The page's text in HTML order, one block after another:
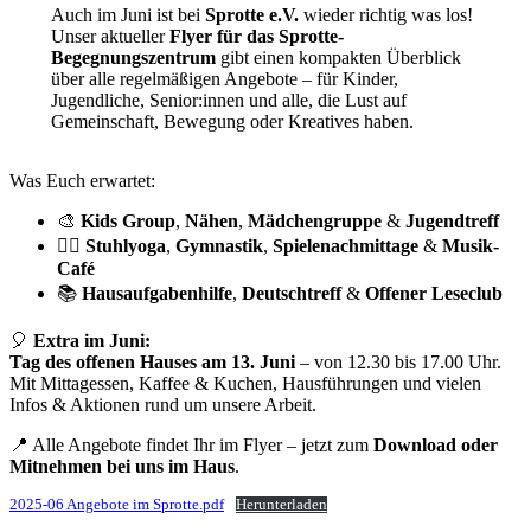
Auch im Juni ist bei Sprotte e.V.wieder richtig was los!
Unser aktuellerFlyer für das Sprotte-
Begegnungszentrumgibt einen kompakten Überblick
über alle regelmäßigen Angebote – für Kinder,
Jugendliche, Senior:innen und alle, die Lust auf
Gemeinschaft, Bewegung oder Kreatives haben.
Was Euch erwartet:
🎨 Kids Group, Nähen, Mädchengruppe & Jugendtreff
🧘‍♀️ Stuhlyoga, Gymnastik, Spielenachmittage & Musik-
Café
📚 Hausaufgabenhilfe, Deutschtreff& Offener Leseclub
🎈 Extra im Juni:
Tag des offenen Hauses am 13. Juni – von 12.30 bis 17.00 Uhr.
Mit Mittagessen, Kaffee & Kuchen, Hausführungen und vielen
Infos & Aktionen rund um unsere Arbeit.
📍 Alle Angebote findet Ihr im Flyer – jetzt zum Download oder
Mitnehmen bei uns im Haus.
2025-06 Angebote im Sprotte.pdf Herunterladen